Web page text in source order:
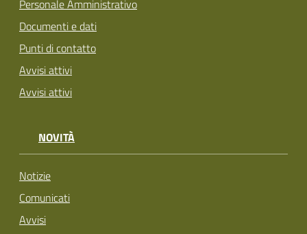
Personale Amministrativo
Documenti e dati
Punti di contatto
Avvisi attivi
Avvisi attivi
NOVITÀ
Notizie
Comunicati
Avvisi